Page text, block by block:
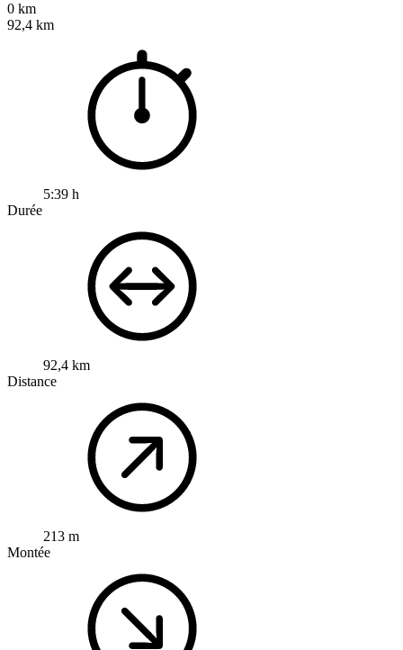
0 km
92,4 km
5:39 h
Durée
92,4 km
Distance
213 m
Montée